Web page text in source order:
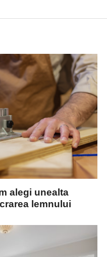
alegi unealta
lemnului